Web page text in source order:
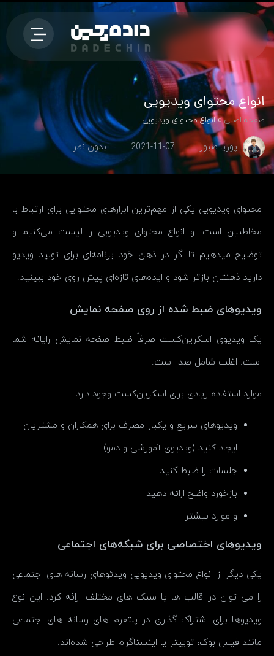
انواع محتوای ویدیویی
صفحه اصلی»انواع محتوای ویدیویی
پوریا صبور 2021-11-07 بدون نظر
محتوای ویدیویی یکی از مهم‌ترین ابزارهای محتوایی برای ارتباط با
مخاطبین است. و انواع محتوای ویدیویی را لیست می‌کنیم و
توضیح میدهیم تا اگر در ذهن خود برنامه‌ای برای تولید ویدیو
دارید ذهنتان بازتر شود و ایده‌های تازه‌ای پیش روی خود ببینید.
ویدیوهای ضبط شده از روی صفحه نمایش
یک ویدیوی اسکرین‌کست صرفاً ضبط صفحه نمایش رایانه شما
است. اغلب شامل صدا است.
موارد استفاده زیادی برای اسکرین‌کست وجود دارد:
ویدیوهای سریع و یکبار مصرف برای همکاران و مشتریان
ایجاد کنید (ویدیوی آموزشی و دمو)
جلسات را ضبط کنید
بازخورد واضح ارائه دهید
و موارد بیشتر
ویدیوهای اختصاصی برای شبکه‌های اجتماعی
یکی دیگر از انواع محتوای ویدیویی ویدئوهای رسانه های اجتماعی
را می توان در قالب ها یا سبک های مختلف ارائه کرد. این نوع
ویدیوها برای اشتراک گذاری در پلتفرم های رسانه های اجتماعی
مانند فیس بوک، توییتر یا اینستاگرام طراحی شده‌اند.